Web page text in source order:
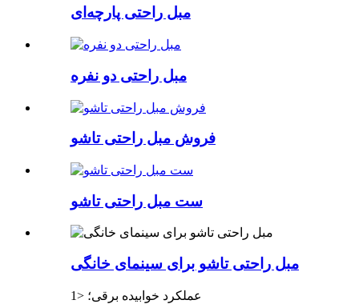
مبل راحتی پارچه‌ای
مبل راحتی دو نفره
فروش مبل راحتی تاشو
ست مبل راحتی تاشو
مبل راحتی تاشو برای سینمای خانگی
1> عملکرد خوابیده برقی؛